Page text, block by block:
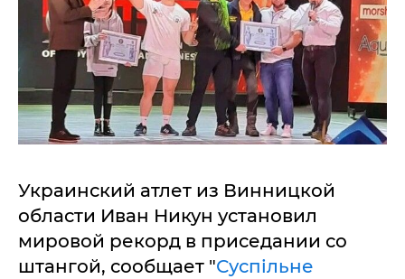
Украинский атлет из Винницкой
области Иван Никун установил
мировой рекорд в приседании со
штангой, сообщает "Суспільне